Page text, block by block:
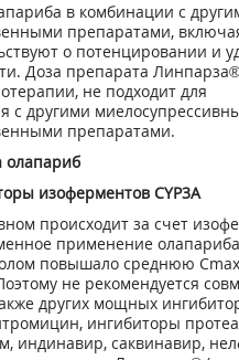
в комбинации с
препаратами,
о потенцировании и
Доза препарата Линпарза®
не подходит для
с другими
препаратами.
олапариб
изоферментов CYP3A
происходит за счет
применение
повышало среднюю Сmax
не рекомендуется
других мощных
ингибиторы
индинавир, саквинавир,